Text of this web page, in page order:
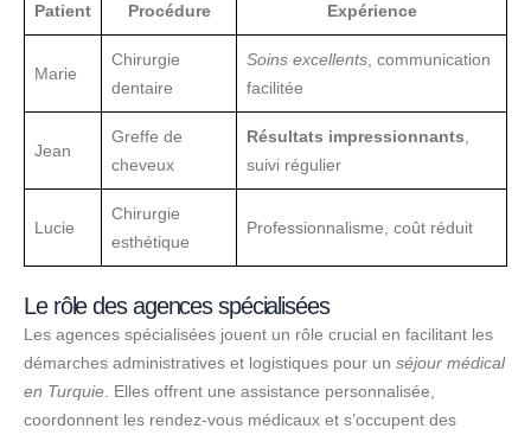
Patient Procédure Expérience
Marie
Chirurgie
dentaire
Soins excellents, communication
facilitée
Jean
Greffe de
cheveux
Résultats impressionnants,
suivi régulier
Lucie
Chirurgie
esthétique
Professionnalisme, coût réduit
Le rôle des agences spécialisées
Les agences spécialisées jouent un rôle crucial en facilitant les
démarches administratives et logistiques pour un séjour médical
en Turquie. Elles offrent une assistance personnalisée,
coordonnent les rendez-vous médicaux et s’occupent des